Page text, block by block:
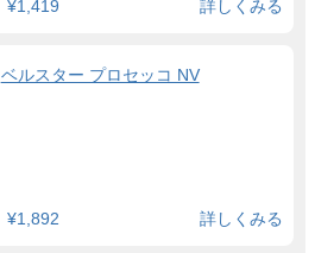
¥1,419 詳しくみる
ベルスター プロセッコ NV
¥1,892 詳しくみる